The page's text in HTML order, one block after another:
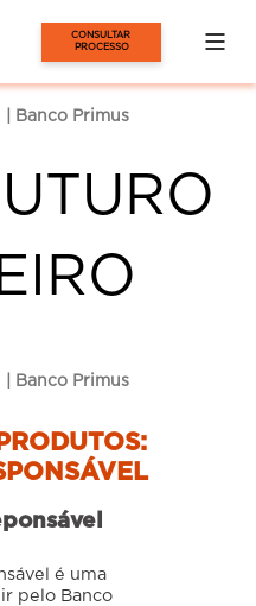
CONSULTAR
PROCESSO
| Banco Primus
| Banco Primus
é uma
pelo Banco